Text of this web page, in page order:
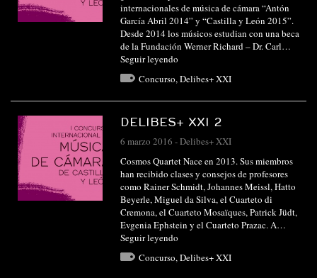
internacionales de música de cámara “Antón
García Abril 2014” y “Castilla y León 2015”.
Desde 2014 los músicos estudian con una beca
de la Fundación Werner Richard – Dr. Carl…
Seguir leyendo
Concurso,Delibes+ XXI
DELIBES+ XXI 2
6 marzo 2016 -Delibes+ XXI
Cosmos Quartet Nace en 2013. Sus miembros
han recibido clases y consejos de profesores
como Rainer Schmidt, Johannes Meissl, Hatto
Beyerle, Miguel da Silva, el Cuarteto di
Cremona, el Cuarteto Mosaïques, Patrick Jüdt,
Evgenia Ephstein y el Cuarteto Prazac. A…
Seguir leyendo
Concurso, Delibes+ XXI